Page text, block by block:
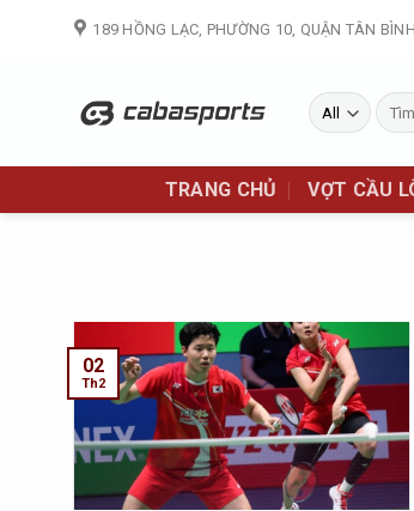
189 HỒNG LẠC, PHƯỜNG 10, QUẬN TÂN
Tìm
kiếm:
TRANG CHỦ VỢT CẦU
02
Th2